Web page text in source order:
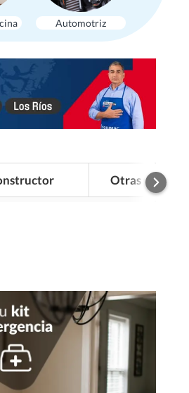
Automotriz
Otras